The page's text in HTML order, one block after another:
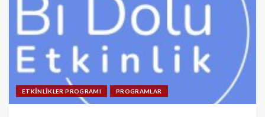
ETKİNLİKLER PROGRAMI PROGRAMLAR